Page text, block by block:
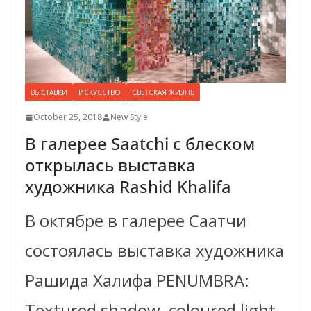
ВЫСТАВКИ ИСКУССТВО СВЕТСКАЯ ЖИЗНЬ
October 25, 2018 New Style
В галерее Saatchi с блеском
открылась выставка
художника Rashid Khalifa
В октябре в галерее Саатчи
состоялась выставка художника
Рашида Халифа PENUMBRA: